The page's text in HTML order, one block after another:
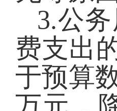
3.公
费支出
于预算